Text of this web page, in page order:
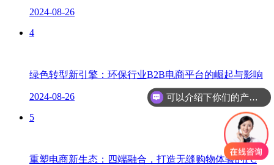
2024-08-26
4
绿色转型新引擎：环保行业B2B电商平台的崛起与影响
2024-08-26
5
重塑电商新生态：四端融合，打造无缝购物体验的PC
可以介绍下你们的产品么？
你们是怎么收费的呢？